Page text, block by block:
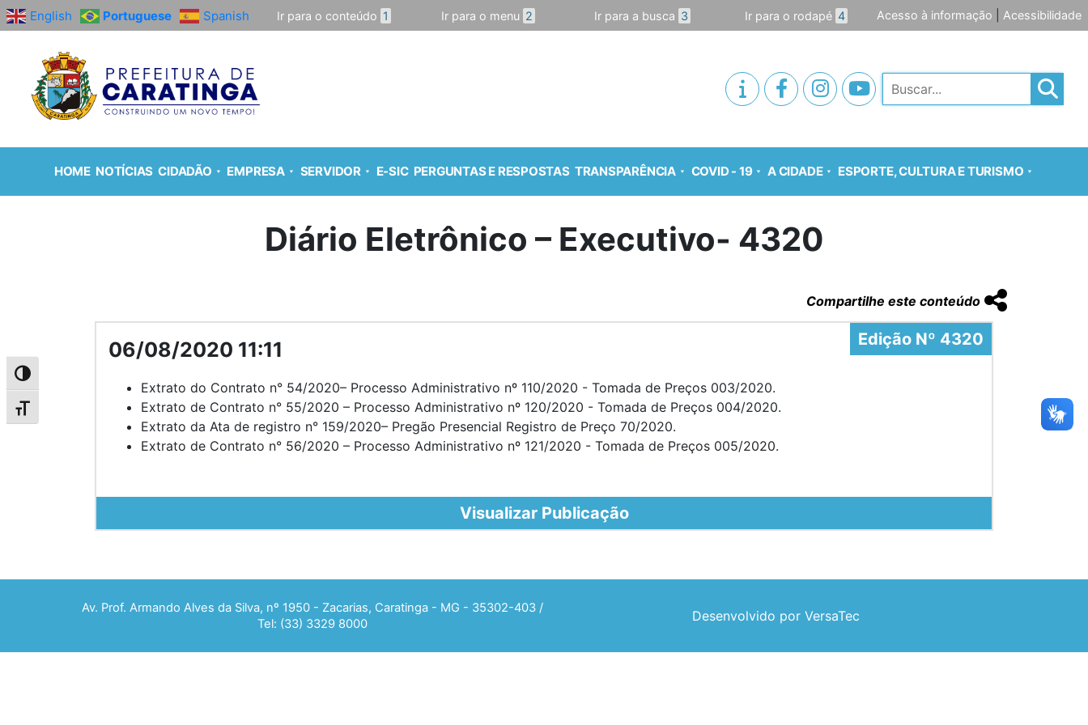
Alternar alto contraste
Alternar tamanho da fonte
English Portuguese Spanish Ir para o conteúdo 1 Ir para o menu 2 Ir para a busca 3 Ir para o rodapé 4 Acesso à informação Acessibilidade
Pesquisar
HOME NOTÍCIAS CIDADÃO EMPRESA SERVIDOR E-SIC PERGUNTAS E RESPOSTAS TRANSPARÊNCIA COVID - 19 A CIDADE ESPORTE, CULTURA E TURISMO
Diário Eletrônico – Executivo- 4320
Compartilhe este conteúdo
Edição Nº 4320
06/08/2020 11:11
Extrato do Contrato n° 54/2020– Processo Administrativo nº 110/2020 - Tomada de Preços 003/2020.
Extrato de Contrato n° 55/2020 – Processo Administrativo nº 120/2020 - Tomada de Preços 004/2020.
Extrato da Ata de registro n° 159/2020– Pregão Presencial Registro de Preço 70/2020.
Extrato de Contrato n° 56/2020 – Processo Administrativo nº 121/2020 - Tomada de Preços 005/2020.
Visualizar Publicação
Av. Prof. Armando Alves da Silva, nº 1950 - Zacarias, Caratinga - MG - 35302-403 /
Tel: (33) 3329 8000
Desenvolvido por VersaTec